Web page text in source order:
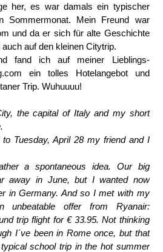
her, es war damals ein typischer
Sommermonat. Mein Freund war
und da er sich für alte Geschichte
auf den kleinen Citytrip.
fand ich auf meiner Lieblings-
ein tolles Hotelangebot und
Trip.Wuhuuuu!
the capital of Italy and my short
Tuesday, April 28 my friend and I
a spontaneous idea. Our big
away in June, but I wanted now
in Germany. And so I met with my
unbeatable offer from Ryanair:
trip flight for € 33.95. Not thinking
I´ve been in Rome once, but that
school trip in the hot summer